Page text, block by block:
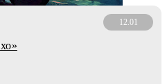
12.01